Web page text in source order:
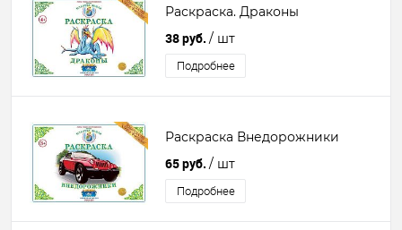
Раскраска. Драконы
38 руб. / шт
Подробнее
Раскраска Внедорожники
65 руб. / шт
Подробнее